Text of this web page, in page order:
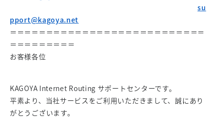
su
pport@kagoya.net
＝＝＝＝＝＝＝＝＝＝＝＝＝＝＝＝＝＝＝＝＝＝＝＝＝＝＝
＝＝＝＝＝＝＝＝＝
お客様各位
KAGOYA Internet Routing サポートセンターです。
平素より、当社サービスをご利用いただきまして、誠にあり
がとうございます。